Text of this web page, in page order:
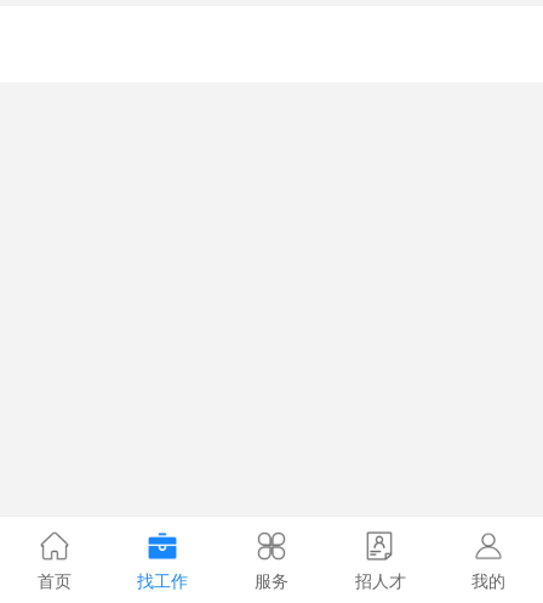
首页 找工作 服务 招人才 我的